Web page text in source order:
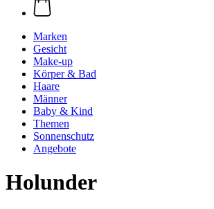
Marken
Gesicht
Make-up
Körper & Bad
Haare
Männer
Baby & Kind
Themen
Sonnenschutz
Angebote
Holunder